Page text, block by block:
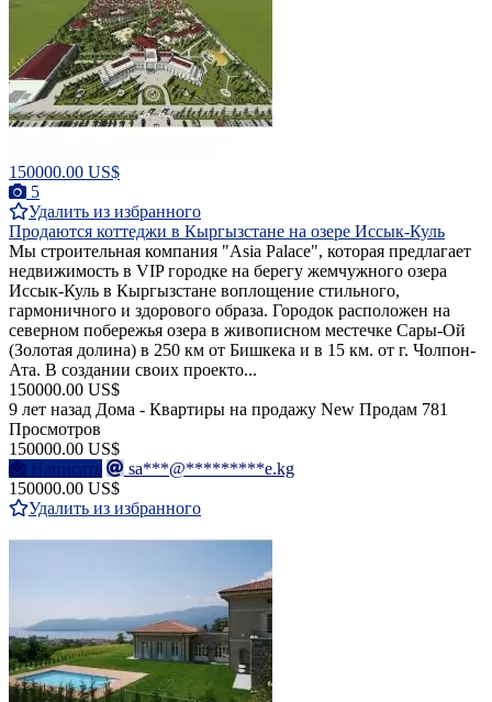
150000.00 US$
5
Удалить из избранного
Продаются коттеджи в Кыргызстане на озере Иссык-Куль
Мы строительная компания "Asia Palace", которая предлагает
недвижимость в VIP городке на берегу жемчужного озера
Иссык-Куль в Кыргызстане воплощение стильного,
гармоничного и здорового образа. Городок расположен на
северном побережья озера в живописном местечке Сары-Ой
(Золотая долина) в 250 км от Бишкека и в 15 км. от г. Чолпон-
Ата. В создании своих проекто...
150000.00 US$
9 лет назад Дома - Квартиры на продажу New Продам 781
Просмотров
150000.00 US$
Написать
sa***@*********e.kg
150000.00 US$
Удалить из избранного